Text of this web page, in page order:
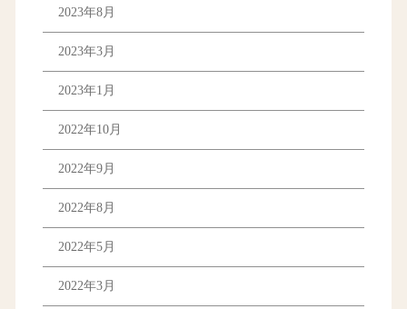
2023年8月
2023年3月
2023年1月
2022年10月
2022年9月
2022年8月
2022年5月
2022年3月